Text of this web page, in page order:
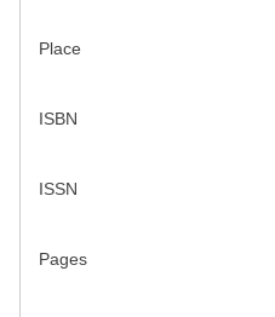
Place
ISBN
ISSN
Pages